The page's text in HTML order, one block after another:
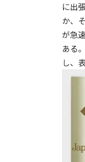
に出
か、
が急
ある
し、